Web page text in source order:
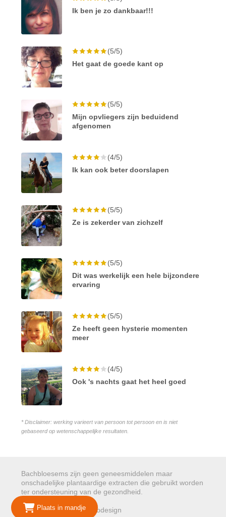
Plaats in mandje
Ik ben je zo dankbaar!!!
(5/5)
Het gaat de goede kant op
(5/5)
Mijn opvliegers zijn beduidend
afgenomen
(4/5)
Ik kan ook beter doorslapen
(5/5)
Ze is zekerder van zichzelf
(5/5)
Dit was werkelijk een hele bijzondere
ervaring
(5/5)
Ze heeft geen hysterie momenten
meer
(4/5)
Ook 's nachts gaat het heel goed
* Disclaimer: werking varieert van persoon tot persoon en is niet
gebaseerd op wetenschappelijke resultaten.
Bachbloesems zijn geen geneesmiddelen maar
onschadelijke plantaardige extracten die gebruikt worden
ter ondersteuning van de gezondheid.
© 2026 Mariepure - Webdesign